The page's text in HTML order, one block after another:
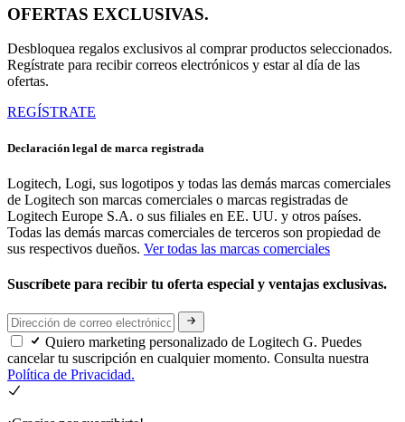
OFERTAS EXCLUSIVAS.
Desbloquea regalos exclusivos al comprar productos seleccionados.
Regístrate para recibir correos electrónicos y estar al día de las
ofertas.
REGÍSTRATE
Declaración legal de marca registrada
Logitech, Logi, sus logotipos y todas las demás marcas comerciales
de Logitech son marcas comerciales o marcas registradas de
Logitech Europe S.A. o sus filiales en EE. UU. y otros países.
Todas las demás marcas comerciales de terceros son propiedad de
sus respectivos dueños. Ver todas las marcas comerciales
Suscríbete para recibir tu oferta especial y ventajas exclusivas.
Quiero marketing personalizado de Logitech G. Puedes
cancelar tu suscripción en cualquier momento. Consulta nuestra
Política de Privacidad.